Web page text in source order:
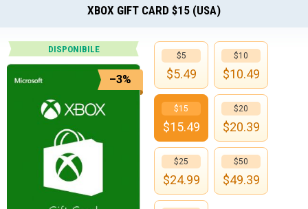
XBOX GIFT CARD $15 (USA)
DISPONIBILE
–3%
$5
$5.49
$10
$10.49
$15
$15.49
$20
$20.39
$25
$24.99
$50
$49.39